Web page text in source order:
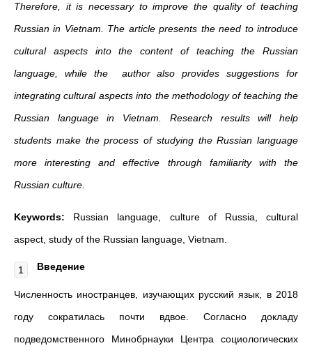
Therefore, it is necessary to improve the quality of teaching
Russian in Vietnam. The article presents the need to introduce
cultural aspects into the content of teaching the Russian
language, while the author also provides suggestions for
integrating cultural aspects into the methodology of teaching the
Russian language in Vietnam. Research results will help
students make the process of studying the Russian language
more interesting and effective through familiarity with the
Russian culture.
Keywords: Russian language, culture of Russia, cultural
aspect, study of the Russian language, Vietnam.
Введение
Численность иностранцев, изучающих русский язык, в 2018
году сократилась почти вдвое. Согласно докладу
подведомственного Минобрнауки Центра социологических